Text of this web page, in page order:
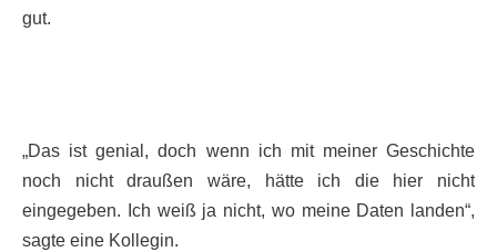
gut.
„Das ist genial, doch wenn ich mit meiner Geschichte
noch nicht draußen wäre, hätte ich die hier nicht
eingegeben. Ich weiß ja nicht, wo meine Daten landen“,
sagte eine Kollegin.